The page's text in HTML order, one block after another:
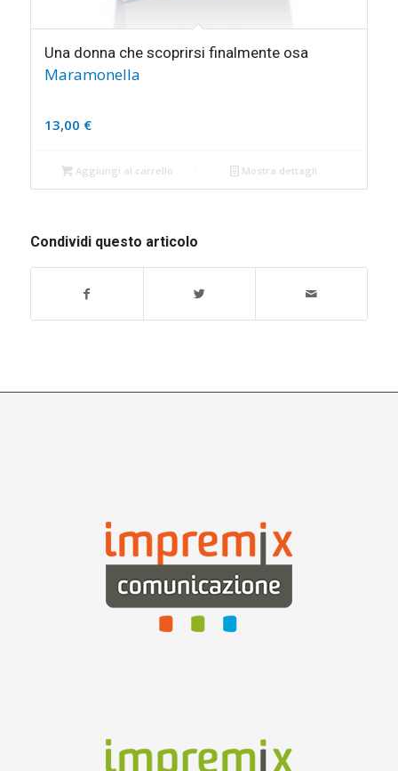
Una donna che scoprirsi finalmente osa
Maramonella
13,00 €
Aggiungi al carrello Mostra dettagli
Condividi questo articolo